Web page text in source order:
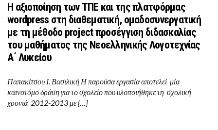
Η αξιοποίηση των ΤΠΕ και της πλατφόρμας
wordpress στη διαθεματική, ομαδοσυνεργατική
με τη μέθοδο project προσέγγιση διδασκαλίας
του μαθήματος της Νεοελληνικής Λογοτεχνίας
Α΄ Λυκείου
Παπακίτσου Ι. Βασιλική Η παρούσα εργασία αποτελεί μία
καινοτόμο δράση για το σχολείο που υλοποιήθηκε τη σχολική
χρονιά 2012-2013 με […]